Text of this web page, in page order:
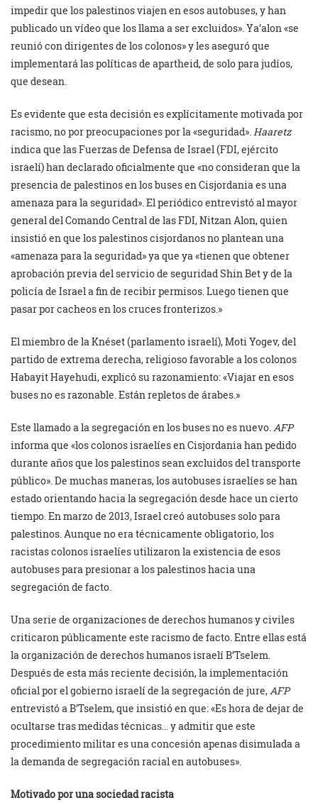
impedir que los palestinos viajen en esos autobuses, y han
publicado un vídeo que los llama a ser excluidos». Ya’alon «se
reunió con dirigentes de los colonos» y les aseguró que
implementará las políticas de apartheid, de solo para judíos,
que desean.
Es evidente que esta decisión es explícitamente motivada por
racismo, no por preocupaciones por la «seguridad». Haaretz
indica que las Fuerzas de Defensa de Israel (FDI, ejército
israelí) han declarado oficialmente que «no consideran que la
presencia de palestinos en los buses en Cisjordania es una
amenaza para la seguridad». El periódico entrevistó al mayor
general del Comando Central de las FDI, Nitzan Alon, quien
insistió en que los palestinos cisjordanos no plantean una
«amenaza para la seguridad» ya que ya «tienen que obtener
aprobación previa del servicio de seguridad Shin Bet y de la
policía de Israel a fin de recibir permisos. Luego tienen que
pasar por cacheos en los cruces fronterizos.»
El miembro de la Knéset (parlamento israelí), Moti Yogev, del
partido de extrema derecha, religioso favorable a los colonos
Habayit Hayehudi, explicó su razonamiento: «Viajar en esos
buses no es razonable. Están repletos de árabes.»
Este llamado a la segregación en los buses no es nuevo. AFP
informa que «los colonos israelíes en Cisjordania han pedido
durante años que los palestinos sean excluidos del transporte
público». De muchas maneras, los autobuses israelíes se han
estado orientando hacia la segregación desde hace un cierto
tiempo. En marzo de 2013, Israel creó autobuses solo para
palestinos. Aunque no era técnicamente obligatorio, los
racistas colonos israelíes utilizaron la existencia de esos
autobuses para presionar a los palestinos hacia una
segregación de facto.
Una serie de organizaciones de derechos humanos y civiles
criticaron públicamente este racismo de facto. Entre ellas está
la organización de derechos humanos israelí B’Tselem.
Después de esta más reciente decisión, la implementación
oficial por el gobierno israelí de la segregación de jure, AFP
entrevistó a B’Tselem, que insistió en que: «Es hora de dejar de
ocultarse tras medidas técnicas… y admitir que este
procedimiento militar es una concesión apenas disimulada a
la demanda de segregación racial en autobuses».
Motivado por una sociedad racista